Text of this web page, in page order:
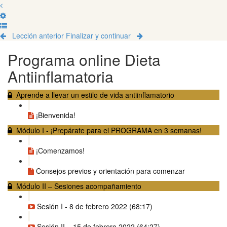
Lección anterior Finalizar y continuar
Programa online Dieta
Antiinflamatoria
Aprende a llevar un estilo de vida antiinflamatorio
¡Bienvenida!
Módulo I - ¡Prepárate para el PROGRAMA en 3 semanas!
¡Comenzamos!
Consejos previos y orientación para comenzar
Módulo II – Sesiones acompañamiento
Sesión I - 8 de febrero 2022 (68:17)